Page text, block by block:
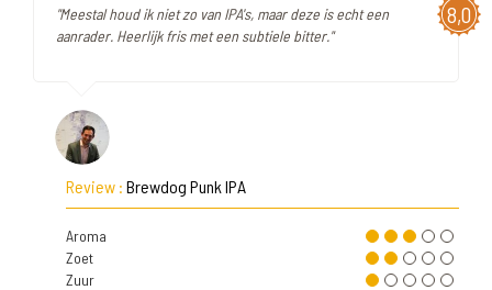
8,0
"Meestal houd ik niet zo van IPA's, maar deze is echt een
aanrader. Heerlijk fris met een subtiele bitter."
Review : Brewdog Punk IPA
Aroma
Zoet
Zuur